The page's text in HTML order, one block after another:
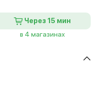
Через 15 мин
в 4 магазинах